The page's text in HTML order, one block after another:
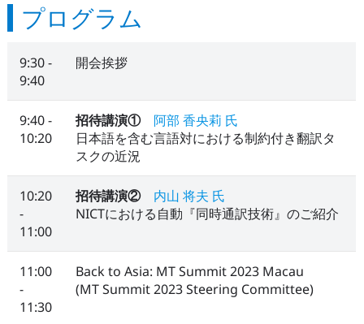
プログラム
9:30 -
9:40
開会挨拶
9:40 -
10:20
招待講演①
阿部 香央莉 氏
日本語を含む言語対における制約付き翻訳タ
スクの近況
10:20
-
11:00
招待講演②
内山 将夫 氏
NICTにおける自動『同時通訳技術』のご紹介
11:00
-
11:30
Back to Asia: MT Summit 2023 Macau
(MT Summit 2023 Steering Committee)